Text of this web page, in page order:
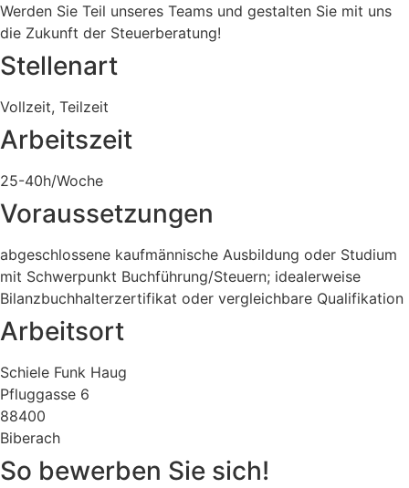
Werden Sie Teil unseres Teams und gestalten Sie mit uns
die Zukunft der Steuerberatung!
Stellenart
Vollzeit, Teilzeit
Arbeitszeit
25-40h/Woche
Voraussetzungen
abgeschlossene kaufmännische Ausbildung oder Studium
mit Schwerpunkt Buchführung/Steuern; idealerweise
Bilanzbuchhalterzertifikat oder vergleichbare Qualifikation
Arbeitsort
Schiele Funk Haug
Pfluggasse 6
88400
Biberach
So bewerben Sie sich!